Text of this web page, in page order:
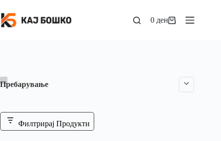
0 ден
Пребарување
Филтрирај Продукти